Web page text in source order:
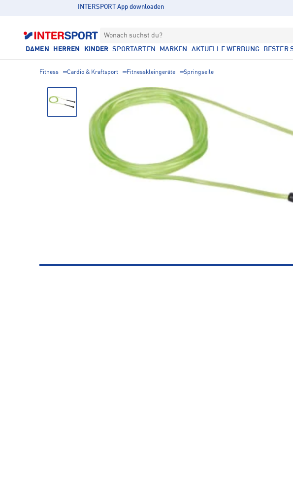
INTERSPORT App downloaden
Wonach suchst du?
DAMEN HERREN KINDER SPORTARTEN MARKEN AKTUELLE WERBUNG BESTER
Fitness Cardio & Kraftsport Fitnesskleingeräte Springseile